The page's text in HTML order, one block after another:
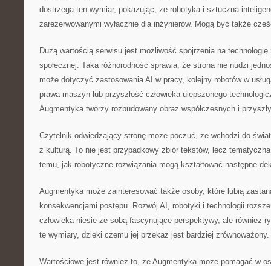
dostrzega ten wymiar, pokazując, że robotyka i sztuczna
zarezerwowanymi wyłącznie dla inżynierów. Mogą być także
Dużą wartością serwisu jest możliwość spojrzenia na technologię
społecznej. Taka różnorodność sprawia, że strona nie nudzi
może dotyczyć zastosowania AI w pracy, kolejny robotów w
prawa maszyn lub przyszłość człowieka ulepszonego
Augmentyka tworzy rozbudowany obraz współczesnych i
Czytelnik odwiedzający stronę może poczuć, że wchodzi do
z kulturą. To nie jest przypadkowy zbiór tekstów, lecz
temu, jak robotyczne rozwiązania mogą kształtować następne
Augmentyka może zainteresować także osoby, które lubią
konsekwencjami postępu. Rozwój AI, robotyki i technologii
człowieka niesie ze sobą fascynujące perspektywy, ale również
te wymiary, dzięki czemu jej przekaz jest bardziej zrównoważony.
Wartościowe jest również to, że Augmentyka może pomagać w